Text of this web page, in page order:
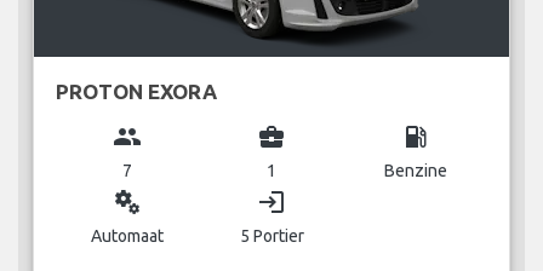
PROTON EXORA
group
7
business_center
1
local_gas_station
Benzine
miscellaneous_services
Automaat
login
5 Portier